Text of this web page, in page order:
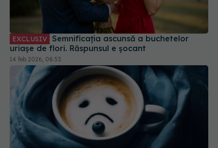
EXCLUSIV
uriașe de flori. Răspunsul e șocant
14 feb 2026, 08:53